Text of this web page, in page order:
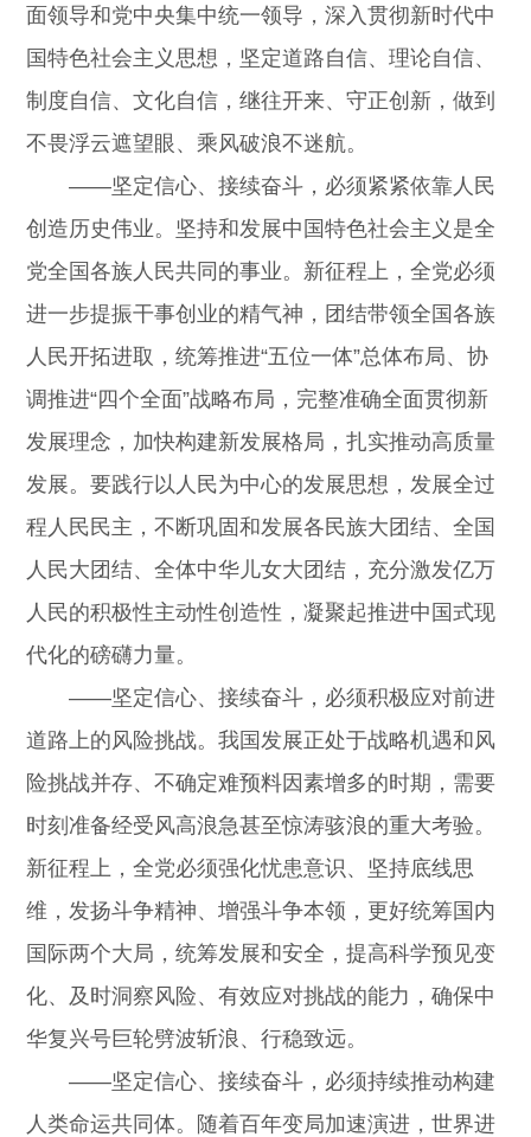
面领导和党中央集中统一领导，深入贯彻新时代中
国特色社会主义思想，坚定道路自信、理论自信、
制度自信、文化自信，继往开来、守正创新，做到
不畏浮云遮望眼、乘风破浪不迷航。
——坚定信心、接续奋斗，必须紧紧依靠人民
创造历史伟业。坚持和发展中国特色社会主义是全
党全国各族人民共同的事业。新征程上，全党必须
进一步提振干事创业的精气神，团结带领全国各族
人民开拓进取，统筹推进“五位一体”总体布局、协
调推进“四个全面”战略布局，完整准确全面贯彻新
发展理念，加快构建新发展格局，扎实推动高质量
发展。要践行以人民为中心的发展思想，发展全过
程人民民主，不断巩固和发展各民族大团结、全国
人民大团结、全体中华儿女大团结，充分激发亿万
人民的积极性主动性创造性，凝聚起推进中国式现
代化的磅礴力量。
——坚定信心、接续奋斗，必须积极应对前进
道路上的风险挑战。我国发展正处于战略机遇和风
险挑战并存、不确定难预料因素增多的时期，需要
时刻准备经受风高浪急甚至惊涛骇浪的重大考验。
新征程上，全党必须强化忧患意识、坚持底线思
维，发扬斗争精神、增强斗争本领，更好统筹国内
国际两个大局，统筹发展和安全，提高科学预见变
化、及时洞察风险、有效应对挑战的能力，确保中
华复兴号巨轮劈波斩浪、行稳致远。
——坚定信心、接续奋斗，必须持续推动构建
人类命运共同体。随着百年变局加速演进，世界进